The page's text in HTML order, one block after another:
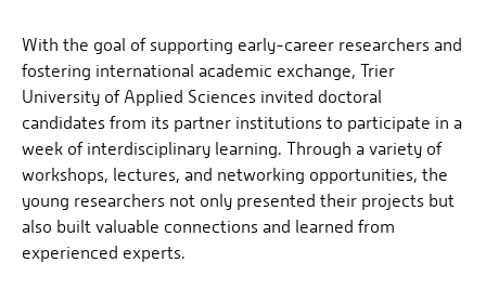
With the goal of supporting early-career researchers and
fostering international academic exchange, Trier
University of Applied Sciences invited doctoral
candidates from its partner institutions to participate in a
week of interdisciplinary learning. Through a variety of
workshops, lectures, and networking opportunities, the
young researchers not only presented their projects but
also built valuable connections and learned from
experienced experts.